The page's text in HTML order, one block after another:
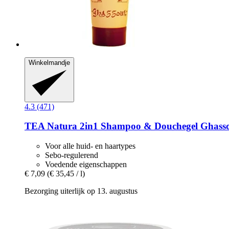
Winkelmandje
4.3 (471)
TEA Natura 2in1 Shampoo & Douchegel
Voor alle huid- en haartypes
Sebo-regulerend
Voedende eigenschappen
€ 7,09 (€ 35,45 / l)
Bezorging uiterlijk op 13. augustus